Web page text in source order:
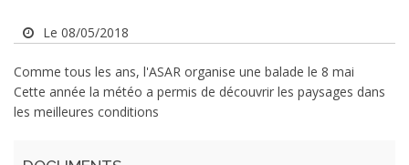
Le 08/05/2018
Comme tous les ans, l'ASAR organise une balade le 8 mai
Cette année la météo a permis de découvrir les paysages dans
les meilleures conditions